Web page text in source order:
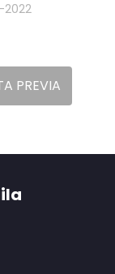
2022
PREVIA